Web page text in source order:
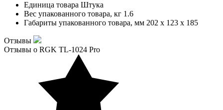
Единица товара Штука
Вес упакованного товара, кг 1.6
Габариты упакованного товара, мм 202 x 123 x 185
Отзывы
Отзывы о RGK TL-1024 Pro